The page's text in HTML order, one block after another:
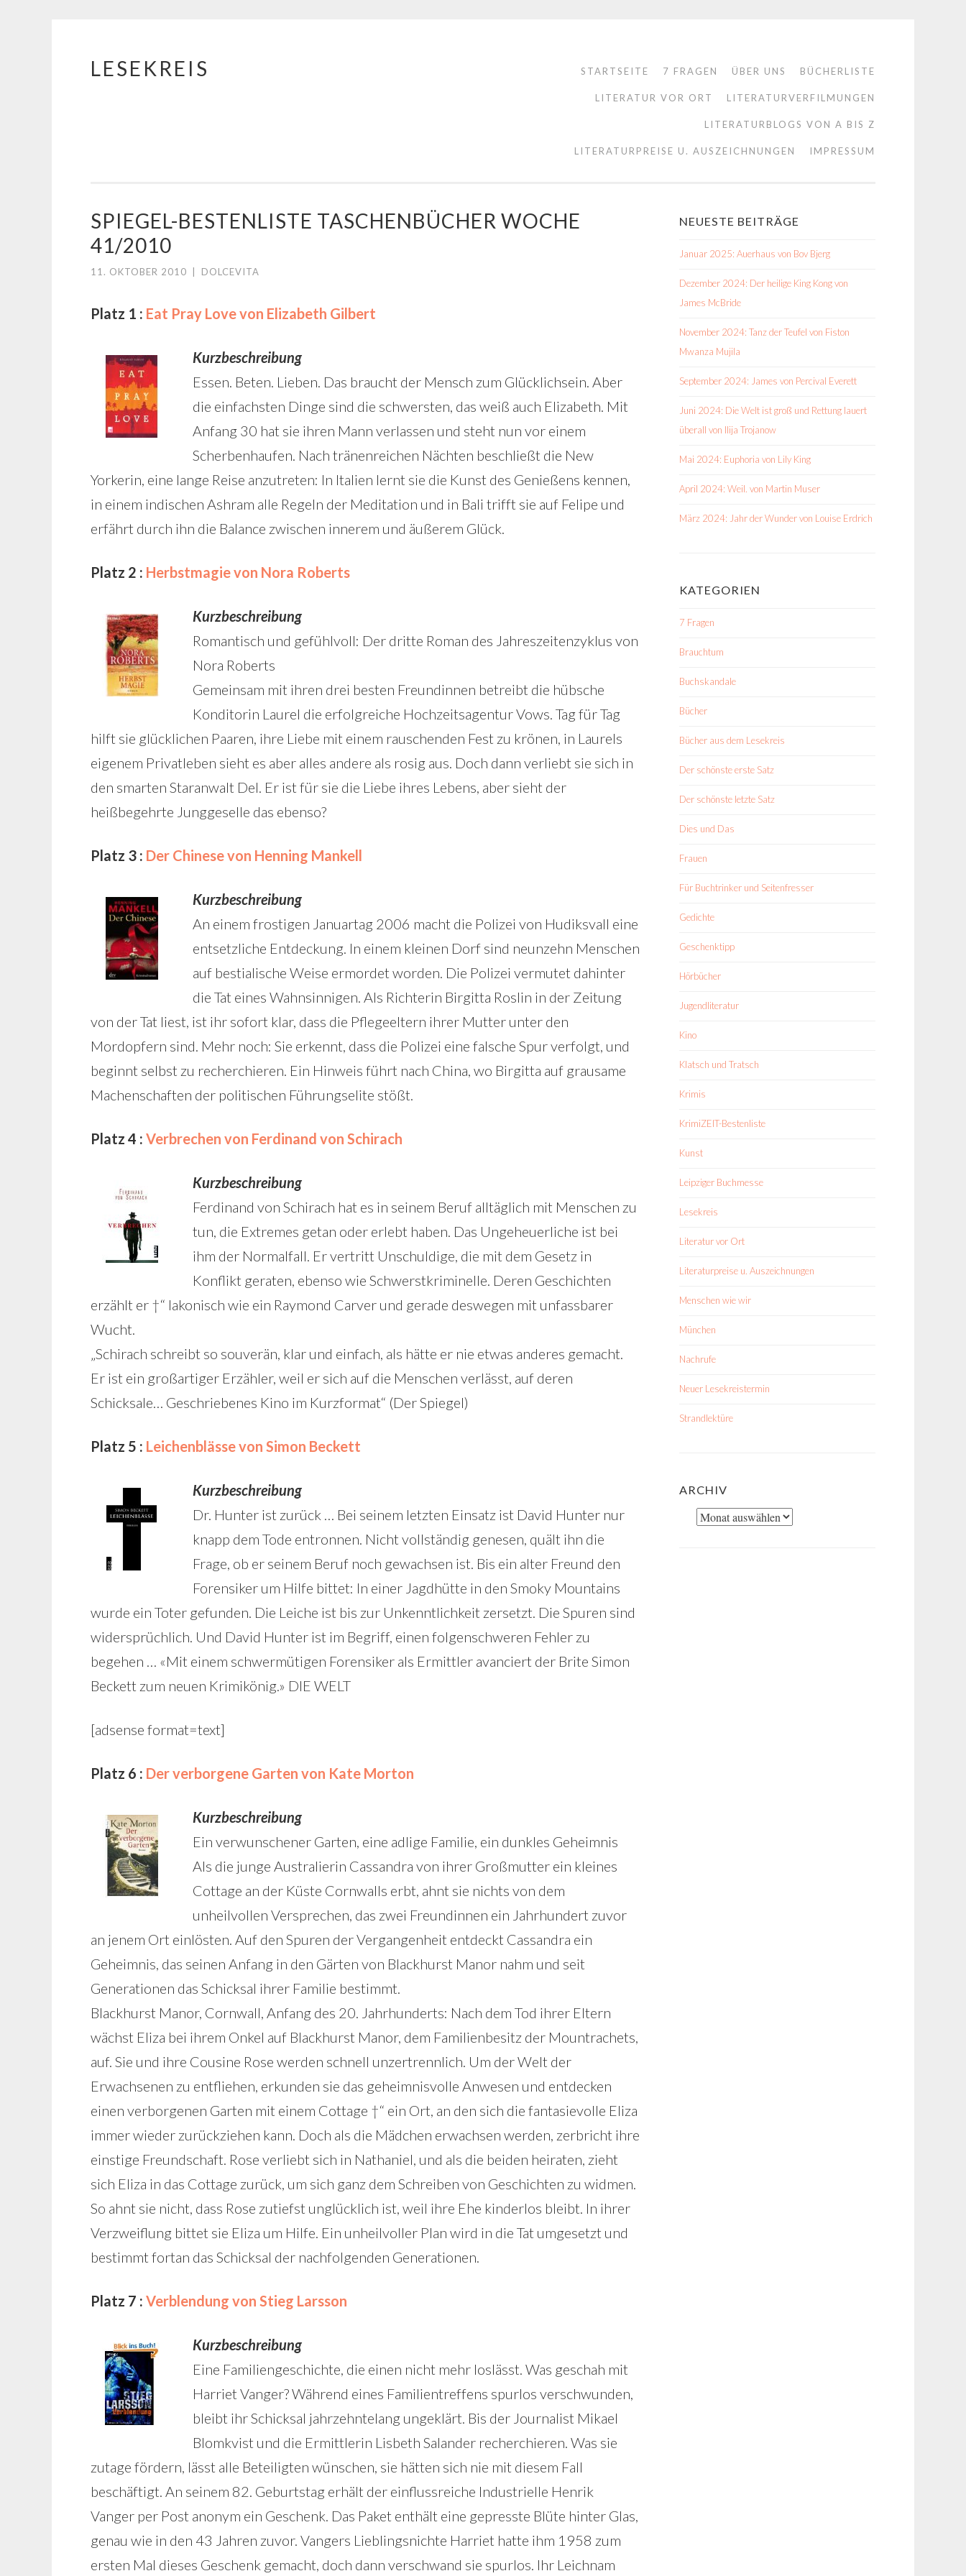
Springe
LESEKREIS STARTSEITE 7 FRAGEN ÜBER UNS BÜCHERLISTE
LITERATUR VOR ORT LITERATURVERFILMUNGEN
LITERATURBLOGS VON A BIS Z
LITERATURPREISE U. AUSZEICHNUNGEN IMPRESSUM
SPIEGEL-BESTENLISTE TASCHENBÜCHER WOCHE
41/2010
11. OKTOBER 2010 DOLCEVITA
Platz 1 : Eat Pray Love von Elizabeth Gilbert
Kurzbeschreibung
Essen. Beten. Lieben. Das braucht der Mensch zum Glücklichsein. Aber
die einfachsten Dinge sind die schwersten, das weiß auch Elizabeth. Mit
Anfang 30 hat sie ihren Mann verlassen und steht nun vor einem
Scherbenhaufen. Nach tränenreichen Nächten beschließt die New
Yorkerin, eine lange Reise anzutreten: In Italien lernt sie die Kunst des Genießens kennen,
in einem indischen Ashram alle Regeln der Meditation und in Bali trifft sie auf Felipe und
erfährt durch ihn die Balance zwischen innerem und äußerem Glück.
Platz 2 : Herbstmagie von Nora Roberts
Kurzbeschreibung
Romantisch und gefühlvoll: Der dritte Roman des Jahreszeitenzyklus von
Nora Roberts
Gemeinsam mit ihren drei besten Freundinnen betreibt die hübsche
Konditorin Laurel die erfolgreiche Hochzeitsagentur Vows. Tag für Tag
hilft sie glücklichen Paaren, ihre Liebe mit einem rauschenden Fest zu krönen, in Laurels
eigenem Privatleben sieht es aber alles andere als rosig aus. Doch dann verliebt sie sich in
den smarten Staranwalt Del. Er ist für sie die Liebe ihres Lebens, aber sieht der
heißbegehrte Junggeselle das ebenso?
Platz 3 : Der Chinese von Henning Mankell
Kurzbeschreibung
An einem frostigen Januartag 2006 macht die Polizei von Hudiksvall eine
entsetzliche Entdeckung. In einem kleinen Dorf sind neunzehn Menschen
auf bestialische Weise ermordet worden. Die Polizei vermutet dahinter
die Tat eines Wahnsinnigen. Als Richterin Birgitta Roslin in der Zeitung
von der Tat liest, ist ihr sofort klar, dass die Pflegeeltern ihrer Mutter unter den
Mordopfern sind. Mehr noch: Sie erkennt, dass die Polizei eine falsche Spur verfolgt, und
beginnt selbst zu recherchieren. Ein Hinweis führt nach China, wo Birgitta auf grausame
Machenschaften der politischen Führungselite stößt.
Platz 4 : Verbrechen von Ferdinand von Schirach
Kurzbeschreibung
Ferdinand von Schirach hat es in seinem Beruf alltäglich mit Menschen zu
tun, die Extremes getan oder erlebt haben. Das Ungeheuerliche ist bei
ihm der Normalfall. Er vertritt Unschuldige, die mit dem Gesetz in
Konflikt geraten, ebenso wie Schwerstkriminelle. Deren Geschichten
erzählt er †“ lakonisch wie ein Raymond Carver und gerade deswegen mit unfassbarer
Wucht.
„Schirach schreibt so souverän, klar und einfach, als hätte er nie etwas anderes gemacht.
Er ist ein großartiger Erzähler, weil er sich auf die Menschen verlässt, auf deren
Schicksale… Geschriebenes Kino im Kurzformat“ (Der Spiegel)
Platz 5 : Leichenblässe von Simon Beckett
Kurzbeschreibung
Dr. Hunter ist zurück … Bei seinem letzten Einsatz ist David Hunter nur
knapp dem Tode entronnen. Nicht vollständig genesen, quält ihn die
Frage, ob er seinem Beruf noch gewachsen ist. Bis ein alter Freund den
Forensiker um Hilfe bittet: In einer Jagdhütte in den Smoky Mountains
wurde ein Toter gefunden. Die Leiche ist bis zur Unkenntlichkeit zersetzt. Die Spuren sind
widersprüchlich. Und David Hunter ist im Begriff, einen folgenschweren Fehler zu
begehen … «Mit einem schwermütigen Forensiker als Ermittler avanciert der Brite Simon
Beckett zum neuen Krimikönig.» DIE WELT
[adsense format=text]
Platz 6 : Der verborgene Garten von Kate Morton
Kurzbeschreibung
Ein verwunschener Garten, eine adlige Familie, ein dunkles Geheimnis
Als die junge Australierin Cassandra von ihrer Großmutter ein kleines
Cottage an der Küste Cornwalls erbt, ahnt sie nichts von dem
unheilvollen Versprechen, das zwei Freundinnen ein Jahrhundert zuvor
an jenem Ort einlösten. Auf den Spuren der Vergangenheit entdeckt Cassandra ein
Geheimnis, das seinen Anfang in den Gärten von Blackhurst Manor nahm und seit
Generationen das Schicksal ihrer Familie bestimmt.
Blackhurst Manor, Cornwall, Anfang des 20. Jahrhunderts: Nach dem Tod ihrer Eltern
wächst Eliza bei ihrem Onkel auf Blackhurst Manor, dem Familienbesitz der Mountrachets,
auf. Sie und ihre Cousine Rose werden schnell unzertrennlich. Um der Welt der
Erwachsenen zu entfliehen, erkunden sie das geheimnisvolle Anwesen und entdecken
einen verborgenen Garten mit einem Cottage †“ ein Ort, an den sich die fantasievolle Eliza
immer wieder zurückziehen kann. Doch als die Mädchen erwachsen werden, zerbricht ihre
einstige Freundschaft. Rose verliebt sich in Nathaniel, und als die beiden heiraten, zieht
sich Eliza in das Cottage zurück, um sich ganz dem Schreiben von Geschichten zu widmen.
So ahnt sie nicht, dass Rose zutiefst unglücklich ist, weil ihre Ehe kinderlos bleibt. In ihrer
Verzweiflung bittet sie Eliza um Hilfe. Ein unheilvoller Plan wird in die Tat umgesetzt und
bestimmt fortan das Schicksal der nachfolgenden Generationen.
Platz 7 : Verblendung von Stieg Larsson
Kurzbeschreibung
Eine Familiengeschichte, die einen nicht mehr loslässt. Was geschah mit
Harriet Vanger? Während eines Familientreffens spurlos verschwunden,
bleibt ihr Schicksal jahrzehntelang ungeklärt. Bis der Journalist Mikael
Blomkvist und die Ermittlerin Lisbeth Salander recherchieren. Was sie
zutage fördern, lässt alle Beteiligten wünschen, sie hätten sich nie mit diesem Fall
beschäftigt. An seinem 82. Geburtstag erhält der einflussreiche Industrielle Henrik
Vanger per Post anonym ein Geschenk. Das Paket enthält eine gepresste Blüte hinter Glas,
genau wie in den 43 Jahren zuvor. Vangers Lieblingsnichte Harriet hatte ihm 1958 zum
ersten Mal dieses Geschenk gemacht, doch dann verschwand sie spurlos. Ihr Leichnam
NEUESTE BEITRÄGE
Januar 2025: Auerhaus von Bov Bjerg
Dezember 2024: Der heilige King Kong von
James McBride
November 2024: Tanz der Teufel von Fiston
Mwanza Mujila
September 2024: James von Percival Everett
Juni 2024: Die Welt ist groß und Rettung lauert
überall von Ilija Trojanow
Mai 2024: Euphoria von Lily King
April 2024: Weil. von Martin Muser
März 2024: Jahr der Wunder von Louise Erdrich
KATEGORIEN
7 Fragen
Brauchtum
Buchskandale
Bücher
Bücher aus dem Lesekreis
Der schönste erste Satz
Der schönste letzte Satz
Dies und Das
Frauen
Für Buchtrinker und Seitenfresser
Gedichte
Geschenktipp
Hörbücher
Jugendliteratur
Kino
Klatsch und Tratsch
Krimis
KrimiZEIT-Bestenliste
Kunst
Leipziger Buchmesse
Lesekreis
Literatur vor Ort
Literaturpreise u. Auszeichnungen
Menschen wie wir
München
Nachrufe
Neuer Lesekreistermin
Strandlektüre
ARCHIV
Archiv